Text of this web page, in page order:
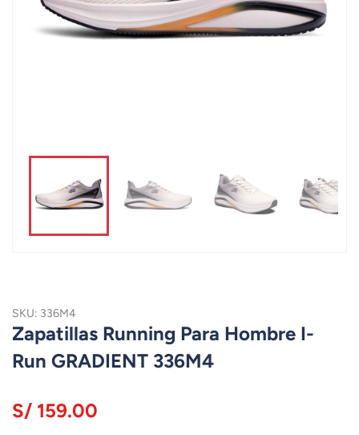
SKU: 336M4
Zapatillas Running Para Hombre I-
Run GRADIENT 336M4
S/ 159.00